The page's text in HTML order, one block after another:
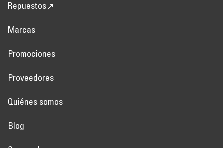
Repuestos
Marcas
Promociones
Proveedores
Quiénes somos
Blog